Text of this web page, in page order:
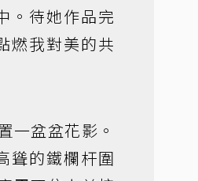
。待她作品完
燃我對美的共
一盆盆花影。
聳的鐵欄杆圍